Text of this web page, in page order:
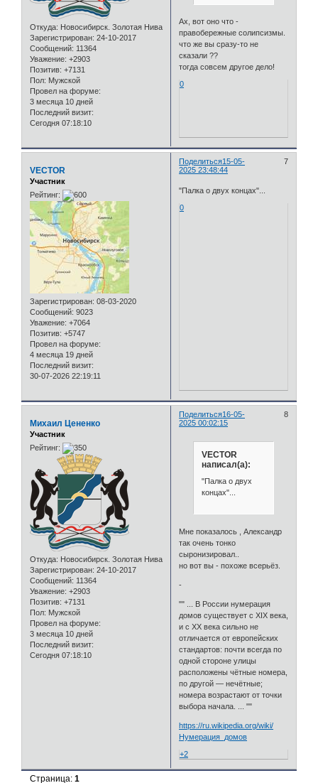
Откуда: Новосибирск. Золотая Нива
Зарегистрирован: 24-10-2017
Сообщений: 11364
Уважение: +2903
Позитив: +7131
Пол: Мужской
Провел на форуме:
3 месяца 10 дней
Последний визит:
Сегодня 07:18:10
Ах, вот оно что -
правобережные солипсизмы.
что же вы сразу-то не
сказали ??
тогда совсем другое дело!
0
Поделиться 7
15-05-
2025 23:48:44
VECTOR
Участник
Рейтинг:
Зарегистрирован: 08-03-2020
Сообщений: 9023
Уважение: +7064
Позитив: +5747
Провел на форуме:
4 месяца 19 дней
Последний визит:
30-07-2026 22:19:11
"Палка о двух концах"...
0
Поделиться 8
16-05-
2025 00:02:15
Михаил Цененко
Участник
Рейтинг:
Откуда: Новосибирск. Золотая Нива
Зарегистрирован: 24-10-2017
Сообщений: 11364
Уважение: +2903
Позитив: +7131
Пол: Мужской
Провел на форуме:
3 месяца 10 дней
Последний визит:
Сегодня 07:18:10
VECTOR
написал(а):
"Палка о двух
концах"...
Мне показалось , Александр
так очень тонко
сыронизировал..
но вот вы - похоже всерьёз.
-
"" ... В России нумерация
домов существует с XIX века,
и с XX века сильно не
отличается от европейских
стандартов: почти всегда по
одной стороне улицы
расположены чётные номера,
по другой — нечётные;
номера возрастают от точки
выбора начала. ... ""
https://ru.wikipedia.org/wiki/
Нумерация_домов
+2
Страница:1